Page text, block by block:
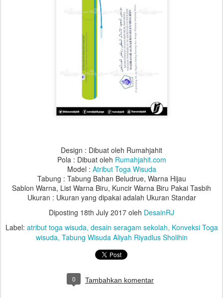
Design : Dibuat oleh Rumahjahit
Pola : Dibuat oleh Rumahjahit.com
Model : Atribut Toga Wisuda
Tabung : Tabung Bahan Beludrue, Warna Hijau
Sablon Warna, List Warna Biru, Kuncir Warna Biru Pakai Tasbih
Ukuran : Ukuran yang dipakai adalah Ukuran Standar
Diposting 18th July 2017 oleh DesainRJ
Label: atribut toga wisuda desain seragam sekolah Konveksi Toga
wisuda Tabung Wisuda Aliyah Riyadlus Sholihin
0 Tambahkan komentar